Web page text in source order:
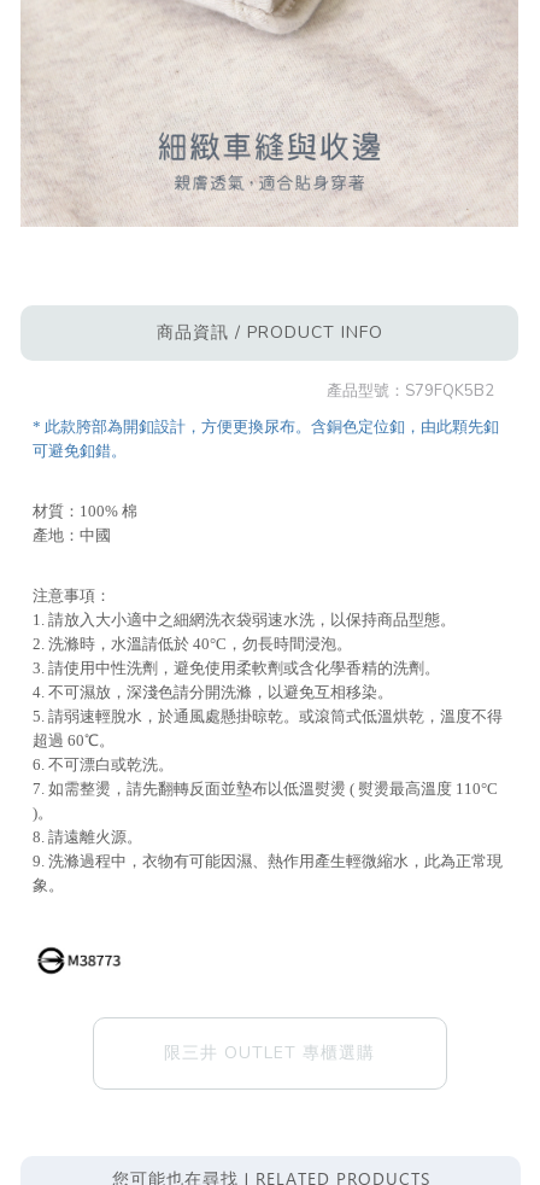
商品資訊 / PRODUCT INFO
產品型號： S79FQK5B2
* 此款胯部為開釦設計，方便更換尿布。含銅色定位釦，由此顆先釦
可避免釦錯。
材質：100% 棉
產地：中國
注意事項：
1. 請放入大小適中之細網洗衣袋弱速水洗，以保持商品型態。
2. 洗滌時，水溫請低於 40°C，勿長時間浸泡。
3. 請使用中性洗劑，避免使用柔軟劑或含化學香精的洗劑。
4. 不可濕放，深淺色請分開洗滌，以避免互相移染。
5. 請弱速輕脫水，於通風處懸掛晾乾。或滾筒式低溫烘乾，溫度不得
超過 60℃。
6. 不可漂白或乾洗。
7. 如需整燙，請先翻轉反面並墊布以低溫熨燙 ( 熨燙最高溫度 110°C
)。
8. 請遠離火源。
9. 洗滌過程中，衣物有可能因濕、熱作用產生輕微縮水，此為正常現
象。
限三井 OUTLET 專櫃選購
您可能也在尋找 | RELATED PRODUCTS